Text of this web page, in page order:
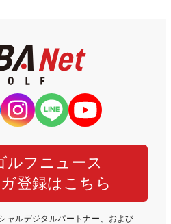
ルフニュース
登録はこちら
ャルデジタルパートナー、および